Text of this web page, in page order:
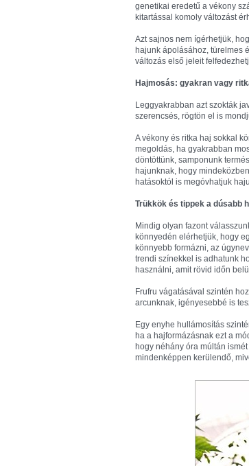
genetikai eredetű a vékony
kitartással komoly változást
Azt sajnos nem ígérhetjük,
hajunk ápolásához, türelmes
változás első jeleit
Hajmosás: gyakran vagy
Leggyakrabban azt szokták
szerencsés, rögtön el is
A vékony és ritka haj sokkal
megoldás, ha gyakrabban
döntöttünk, samponunk
hajunknak, hogy
hatásoktól is megóvhatjuk
Trükkök és tippek a dúsabb
Mindig olyan fazont
könnyedén elérhetjük, hogy
könnyebb formázni, az
trendi színekkel is adhatunk
használni, amit rövid időn
Frufru vágatásával szintén
arcunknak, igényesebbé is
Egy enyhe hullámosítás
ha a hajformázásnak ezt a
hogy néhány óra múltán
mindenképpen kerülendő,